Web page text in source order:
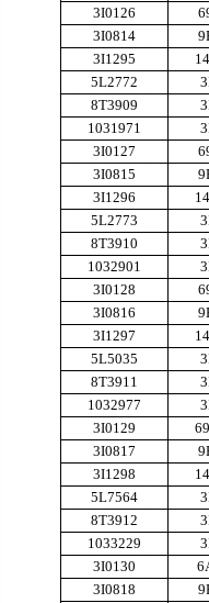
3I0126
3I0814
3I1295
5L2772
8T3909
1031971
3I0127
3I0815
3I1296
5L2773
8T3910
1032901
3I0128
3I0816
3I1297
5L5035
8T3911
1032977
3I0129
3I0817
3I1298
5L7564
8T3912
1033229
3I0130
3I0818